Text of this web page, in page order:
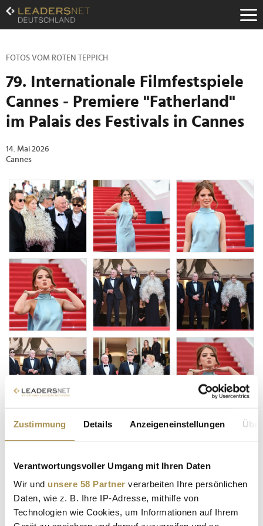
Zustimmung Details Anzeigeneinstellungen
Verantwortungsvoller Umgang mit Ihren Daten
Wir und unsere 58 Partner verarbeiten Ihre persönlichen
Daten, wie z. B. Ihre IP-Adresse, mithilfe von
Technologien wie Cookies, um Informationen auf Ihrem
Zum
Inhalt
Zur
Navigation
Hauptnavigation
FOTOS VOM ROTEN TEPPICH
79. Internationale Filmfestspiele
Cannes - Premiere "Fatherland"
im Palais des Festivals in Cannes
14. Mai 2026
Cannes